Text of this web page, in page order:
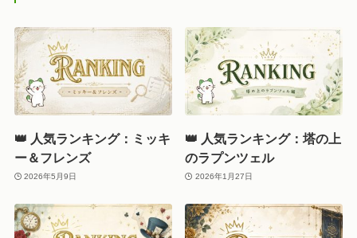
👑 人気ランキング：ミッキ
ー＆フレンズ
2026年5月9日
👑 人気ランキング：塔の上
のラプンツェル
2026年1月27日